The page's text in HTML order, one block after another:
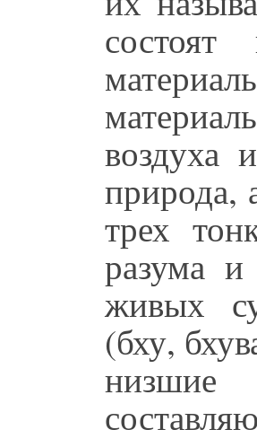
воздуха
природа,
трех
разума
живых
(бху,